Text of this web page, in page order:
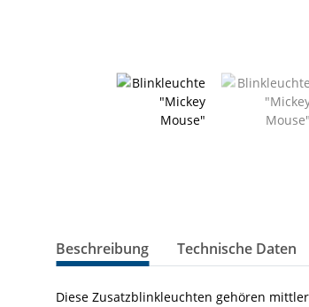
Beschreibung Technische Daten
Diese Zusatzblinkleuchten gehören